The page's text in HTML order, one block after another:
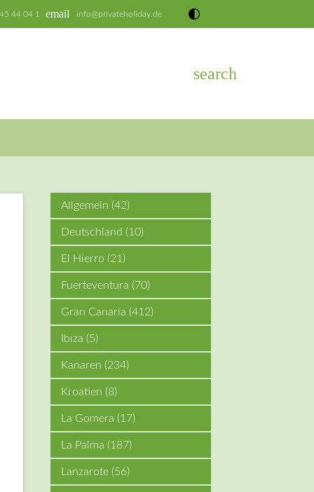
email info@privateholiday.de
44 04 1
search
Allgemein (42)
Deutschland (10)
El Hierro (21)
Fuerteventura (70)
Gran Canaria (412)
Ibiza (5)
Kanaren (234)
Kroatien (8)
La Gomera (17)
La Palma (187)
Lanzarote (56)